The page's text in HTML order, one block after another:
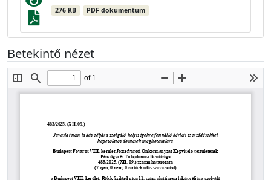
276 KB PDF dokumentum
Betekintő nézet